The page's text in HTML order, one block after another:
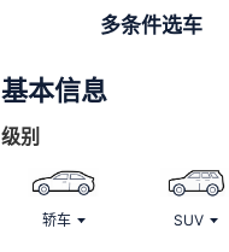
多条件选车
基本信息
级别
轿车 SUV